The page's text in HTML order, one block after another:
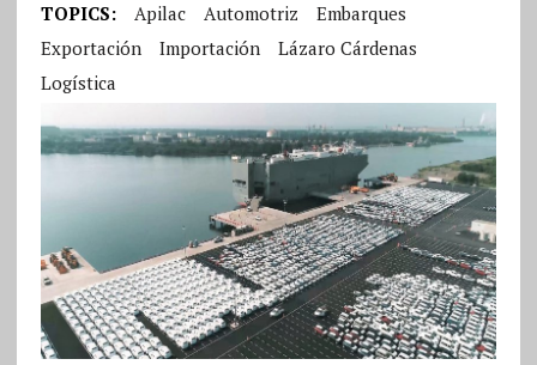
TOPICS: Apilac Automotriz
Embarques
Exportación
Importación
Lázaro Cárdenas
Logística